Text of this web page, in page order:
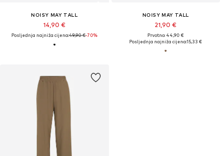
NOISY MAY TALL
14,90 €
Posljednja najniža cijena:49,90 €-70%
NOISY MAY TALL
21,90 €
Prvotno: 44,90 €
Posljednja najniža cijena:15,33 €